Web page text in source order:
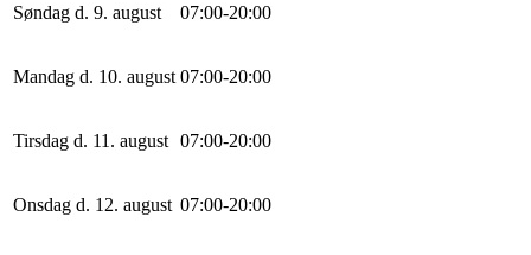
Søndag d. 9. august 07:00-20:00
Mandag d. 10. august 07:00-20:00
Tirsdag d. 11. august 07:00-20:00
Onsdag d. 12. august 07:00-20:00